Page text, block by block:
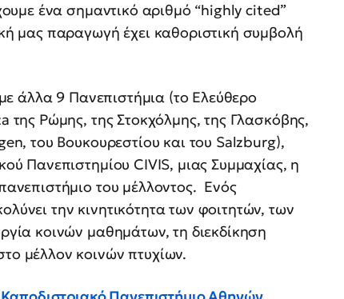
ένα σημαντικό αριθμό “highly cited”
μας παραγωγή έχει καθοριστική συμβολή
άλλα 9 Πανεπιστήμια (το Ελεύθερο
της Ρώμης, της Στοκχόλμης, της Γλασκόβης,
του Βουκουρεστίου και του Salzburg),
Πανεπιστημίου CIVIS, μιας Συμμαχίας, η
του μέλλοντος. Ενός
την κινητικότητα των φοιτητών, των
κοινών μαθημάτων, τη διεκδίκηση
μέλλον κοινών πτυχίων.